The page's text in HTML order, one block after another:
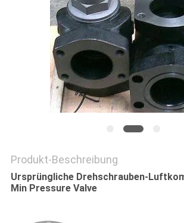
BITTE UM
EIN
ANGEBOT
SITEMAP
POLICY
Produkt-Beschreibung
Ursprüngliche Drehschrauben-
Min Pressure Valve